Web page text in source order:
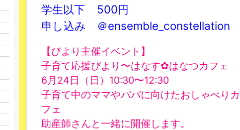
学生以下 500円
申し込み ＠ensemble_constellation
【びより主催イベント】
子育て応援びより〜はなす✿はなつカフェ
6月24日（日）10:30〜12:30
子育て中のママやパパに向けたおしゃべりカ
フェ
助産師さんと一緒に開催します。